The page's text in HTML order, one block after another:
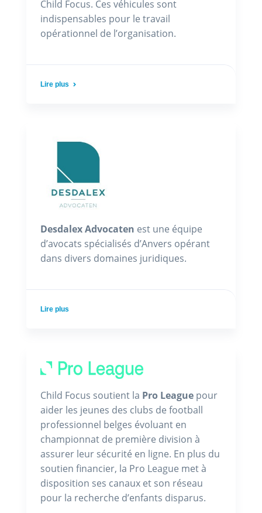
Child Focus. Ces véhicules sont
indispensables pour le travail
opérationnel de l’organisation.
Lire plus
Desdalex Advocaten est une équipe
d’avocats spécialisés d’Anvers opérant
dans divers domaines juridiques.
Lire plus
Child Focus soutient la Pro League pour
aider les jeunes des clubs de football
professionnel belges évoluant en
championnat de première division à
assurer leur sécurité en ligne. En plus du
soutien financier, la Pro League met à
disposition ses canaux et son réseau
pour la recherche d’enfants disparus.